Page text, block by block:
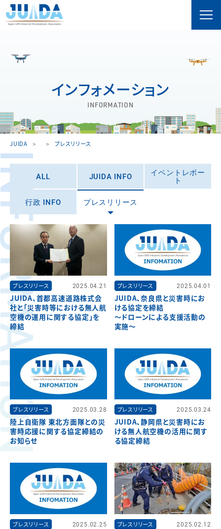
インフォメーション
INFORMATION
JUIDA プレスリリース
ALL JUIDA INFO
イベントレポー
ト
行政 INFO プレスリリース
プレスリリース 2025.04.21
JUIDA、首都高速道路株式会
社と「災害時等における無人航
空機の運用に関する協定」を
締結
プレスリリース 2025.04.01
JUIDA、奈良県と災害時にお
ける協定を締結
～ドローンによる支援活動の
実施～
プレスリリース 2025.03.28
陸上自衛隊 東北方面隊との災
害時応援に関する協定締結の
お知らせ
プレスリリース 2025.03.24
JUIDA、静岡県と災害時にお
ける無人航空機の活用に関す
る協定締結
プレスリリース 2025.02.25 プレスリリース 2025.02.12